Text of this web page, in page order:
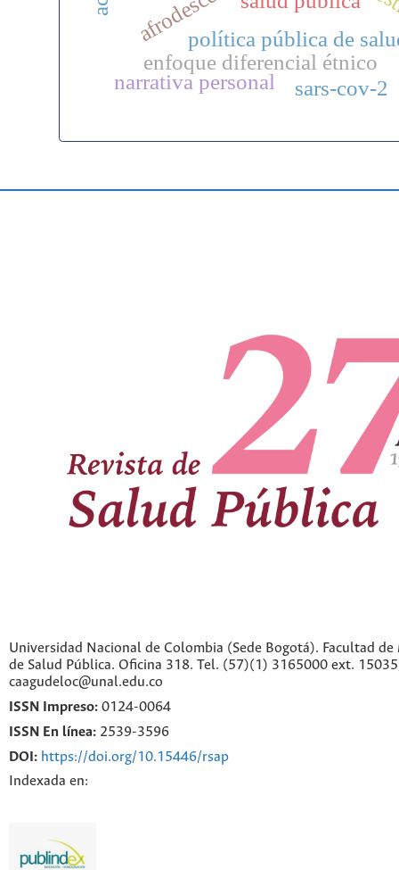
política pública de
enfoque diferencial étnico
narrativa personal
sars-cov-2
Universidad Nacional de Colombia (Sede Bogotá). Facultad
de Salud Pública. Oficina 318. Tel. (57)(1) 3165000 ext.
caagudeloc@unal.edu.co
ISSN Impreso: 0124-0064
ISSN En línea: 2539-3596
DOI: https://doi.org/10.15446/rsap
Indexada en: